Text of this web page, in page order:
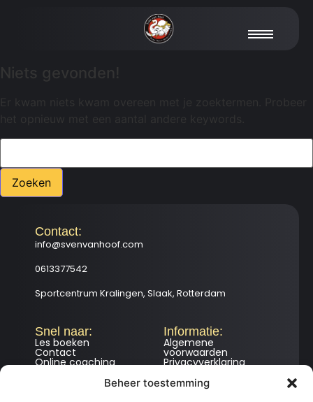
Beheer toestemming
Niets gevonden!
Er kwam niets kwam overeen met je zoektermen. Probeer
het opnieuw met een aantal andere keywords.
Contact:
info@svenvanhoof.com
0613377542
Sportcentrum Kralingen, Slaak, Rotterdam
Snel naar:
Les boeken
Contact
Online coaching
Informatie:
Algemene
voorwaarden
Privacyverklaring